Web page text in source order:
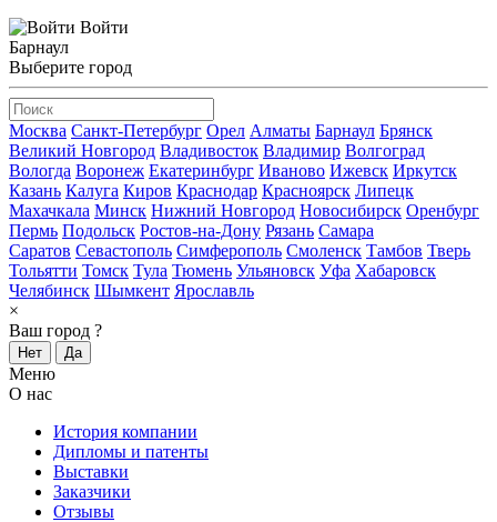
Войти
Барнаул
Выберите город
Москва Санкт-Петербург Орел Алматы Барнаул Брянск
Великий Новгород Владивосток Владимир Волгоград
Вологда Воронеж Екатеринбург Иваново Ижевск Иркутск
Казань Калуга Киров Краснодар Красноярск Липецк
Махачкала Минск Нижний Новгород Новосибирск Оренбург
Пермь Подольск Ростов-на-Дону Рязань Самара
Саратов Севастополь Симферополь Смоленск Тамбов Тверь
Тольятти Томск Тула Тюмень Ульяновск Уфа Хабаровск
Челябинск Шымкент Ярославль
×
Ваш город ?
Нет Да
Меню
О нас
История компании
Дипломы и патенты
Выставки
Заказчики
Отзывы